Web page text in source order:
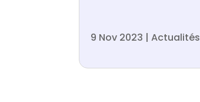
9 Nov 2023 |Actualités